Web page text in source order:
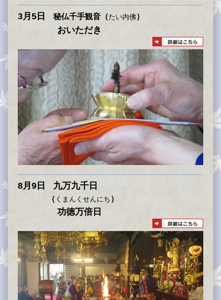
3月5日 秘仏千手観音 （たい内佛）
おいただき
8月9日 九万九千日
（ くまんくせんにち）
功徳万倍日